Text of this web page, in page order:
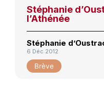
Stéphanie
l’Athénée
Stéphanie
6 Déc 2012
Brève